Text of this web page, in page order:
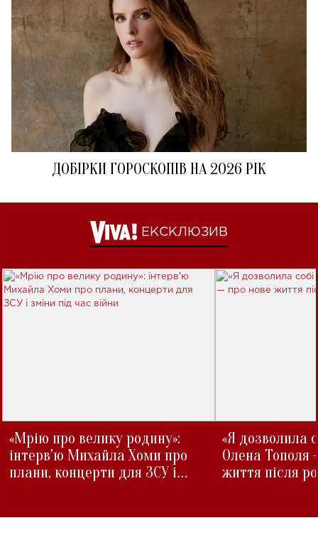
ДОБІРКИ ГОРОСКОПІВ НА 2026 РІК
ЕКСКЛЮЗИВ
«Мрію про велику родину»:
інтерв'ю Михайла Хоми про
плани, концерти для ЗСУ і
«Я дозволила
Олена Тополя
життя після